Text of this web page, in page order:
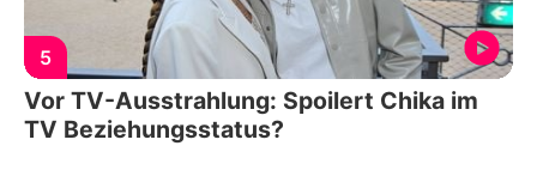
5
Vor TV-Ausstrahlung: Spoilert Chika im
TV Beziehungsstatus?